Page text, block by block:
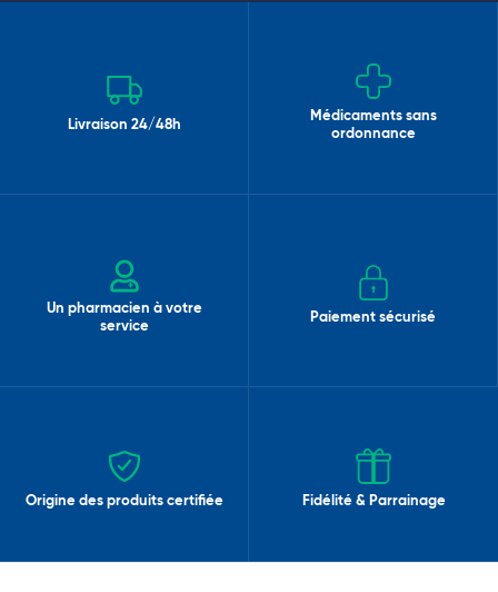
Livraison 24/48h
Médicaments sans
ordonnance
Un pharmacien à votre
service
Paiement sécurisé
Origine des produits certifiée Fidélité & Parrainage